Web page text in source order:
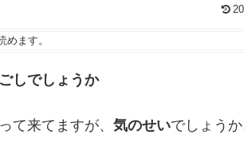
めます。
しでしょうか
て来てますが、 気のせいでしょうか